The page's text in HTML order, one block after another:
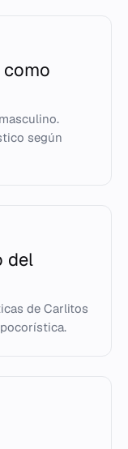
según
del
de Carlitos